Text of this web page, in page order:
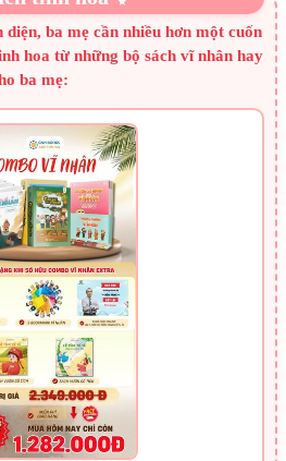
ba mẹ cần nhiều hơn một cuốn
hoa từ những bộ sách vĩ nhân hay
ba mẹ: